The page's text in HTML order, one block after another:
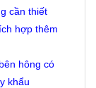
cần thiết
hợp thêm
hông có
khẩu